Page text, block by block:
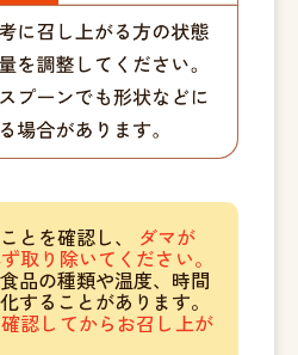
とを確認し、 ダマが
取り除いてください。
品の種類や温度、時間
することがあります。
認してからお召し上が